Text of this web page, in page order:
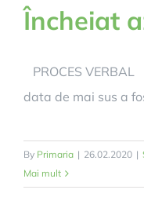
Încheiat
PROCES
data de mai sus a
By Primaria | 26.02.2020 |
Mai mult